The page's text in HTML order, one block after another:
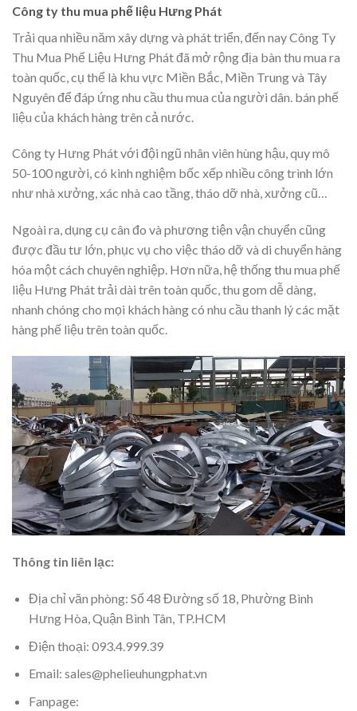
Công ty thu mua phế liệu Hưng Phát
Trải qua nhiều năm xây dựng và phát triển, đến nay Công Ty
Thu Mua Phế Liệu Hưng Phát đã mở rộng địa bàn thu mua ra
toàn quốc, cụ thể là khu vực Miền Bắc, Miền Trung và Tây
Nguyên để đáp ứng nhu cầu thu mua của người dân. bán phế
liệu của khách hàng trên cả nước.
Công ty Hưng Phát với đội ngũ nhân viên hùng hậu, quy mô
50-100 người, có kinh nghiệm bốc xếp nhiều công trình lớn
như nhà xưởng, xác nhà cao tầng, tháo dỡ nhà, xưởng cũ…
Ngoài ra, dụng cụ cân đo và phương tiện vận chuyển cũng
được đầu tư lớn, phục vụ cho việc tháo dỡ và di chuyển hàng
hóa một cách chuyên nghiệp. Hơn nữa, hệ thống thu mua phế
liệu Hưng Phát trải dài trên toàn quốc, thu gom dễ dàng,
nhanh chóng cho mọi khách hàng có nhu cầu thanh lý các mặt
hàng phế liệu trên toàn quốc.
Thông tin liên lạc:
Địa chỉ văn phòng: Số 48 Đường số 18, Phường Bình
Hưng Hòa, Quận Bình Tân, TP.HCM
Điện thoại: 093.4.999.39
Email: sales@phelieuhungphat.vn
Fanpage: